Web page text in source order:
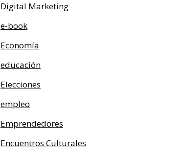
Digital Marketing
e-book
Economía
educación
Elecciones
empleo
Emprendedores
Encuentros Culturales